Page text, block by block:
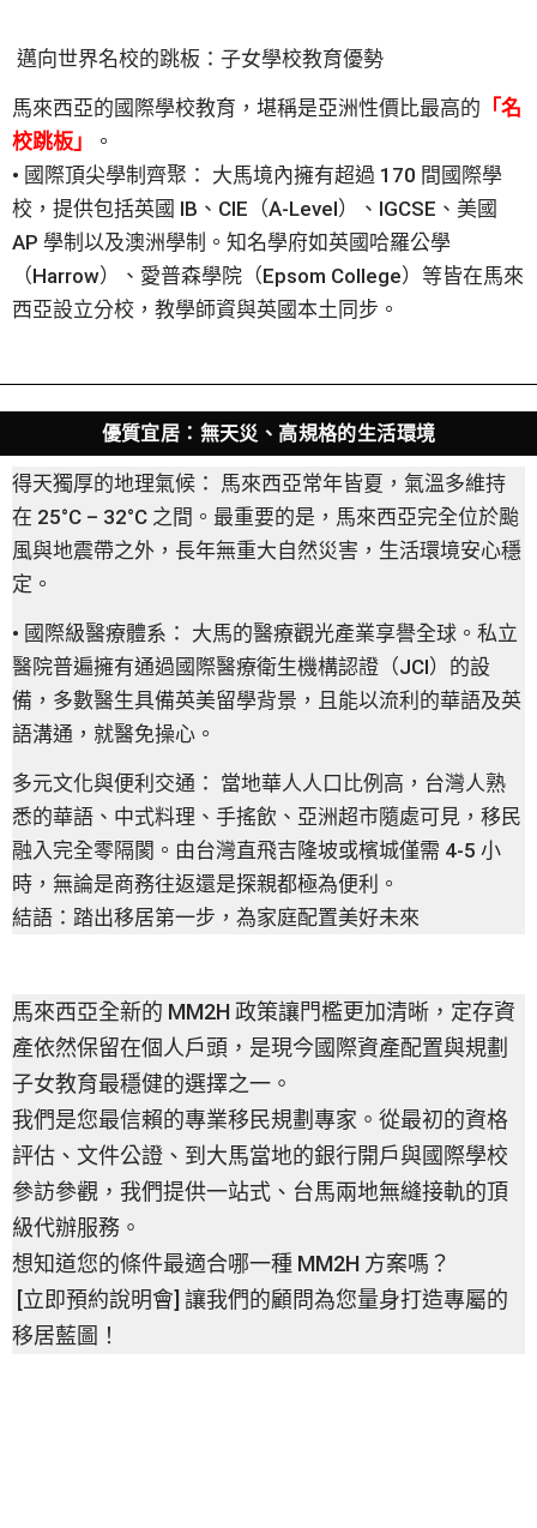
邁向世界名校的跳板：子女學校教育優勢
馬來西亞的國際學校教育，堪稱是亞洲性價比最高的 「名
校跳板」
。
• 國際頂尖學制齊聚： 大馬境內擁有超過 170 間國際學
校，提供包括英國 IB、CIE（A-Level）、IGCSE、美國
AP 學制以及澳洲學制。知名學府如英國哈羅公學
（Harrow）、愛普森學院（Epsom College）等皆在馬來
西亞設立分校，教學師資與英國本土同步。
優質宜居：無天災、高規格的生活環境
得天獨厚的地理氣候： 馬來西亞常年皆夏，氣溫多維持
在 25°C – 32°C 之間。最重要的是，馬來西亞完全位於颱
風與地震帶之外，長年無重大自然災害，生活環境安心穩
定。
• 國際級醫療體系： 大馬的醫療觀光產業享譽全球。私立
醫院普遍擁有通過國際醫療衛生機構認證（JCI）的設
備，多數醫生具備英美留學背景，且能以流利的華語及英
語溝通，就醫免操心。
多元文化與便利交通： 當地華人人口比例高，台灣人熟
悉的華語、中式料理、手搖飲、亞洲超市隨處可見，移民
融入完全零隔閡。由台灣直飛吉隆坡或檳城僅需 4-5 小
時，無論是商務往返還是探親都極為便利。
結語：踏出移居第一步，為家庭配置美好未來
馬來西亞全新的 MM2H 政策讓門檻更加清晰，定存資
產依然保留在個人戶頭，是現今國際資產配置與規劃
子女教育最穩健的選擇之一。
我們是您最信賴的專業移民規劃專家。從最初的資格
評估、文件公證、到大馬當地的銀行開戶與國際學校
參訪參觀，我們提供一站式、台馬兩地無縫接軌的頂
級代辦服務。
想知道您的條件最適合哪一種 MM2H 方案嗎？
[立即預約說明會] 讓我們的顧問為您量身打造專屬的
移居藍圖！